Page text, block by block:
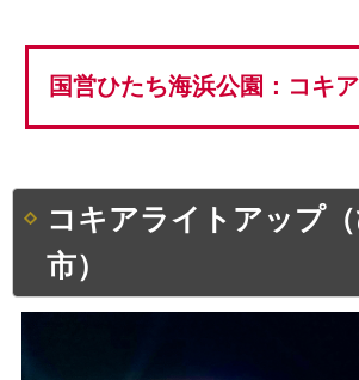
国営ひたち海浜公園：コキ
コキアライトアップ
市）